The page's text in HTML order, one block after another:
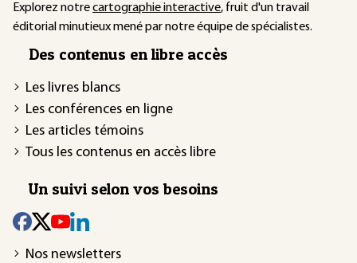
Explorez notrecartographie interactive, fruit d'un travail
éditorial minutieux mené par notre équipe de spécialistes.
Des contenus en libre accès
Les livres blancs
Les conférences en ligne
Les articles témoins
Tous les contenus en accès libre
Un suivi selon vos besoins
Nos newsletters